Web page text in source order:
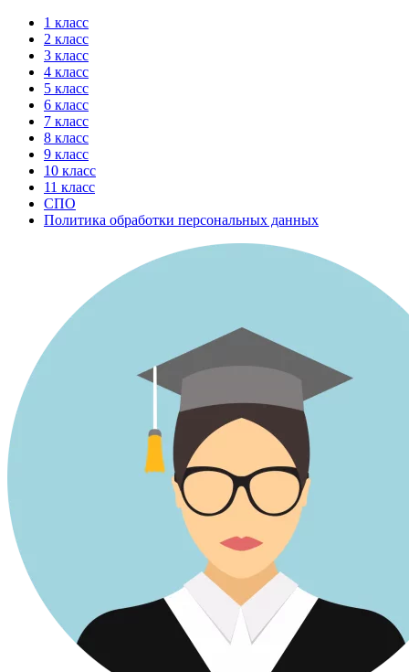
Перейти
содержимому
1 класс
2 класс
3 класс
4 класс
5 класс
6 класс
7 класс
8 класс
9 класс
10 класс
11 класс
СПО
Политика обработки персональных данных